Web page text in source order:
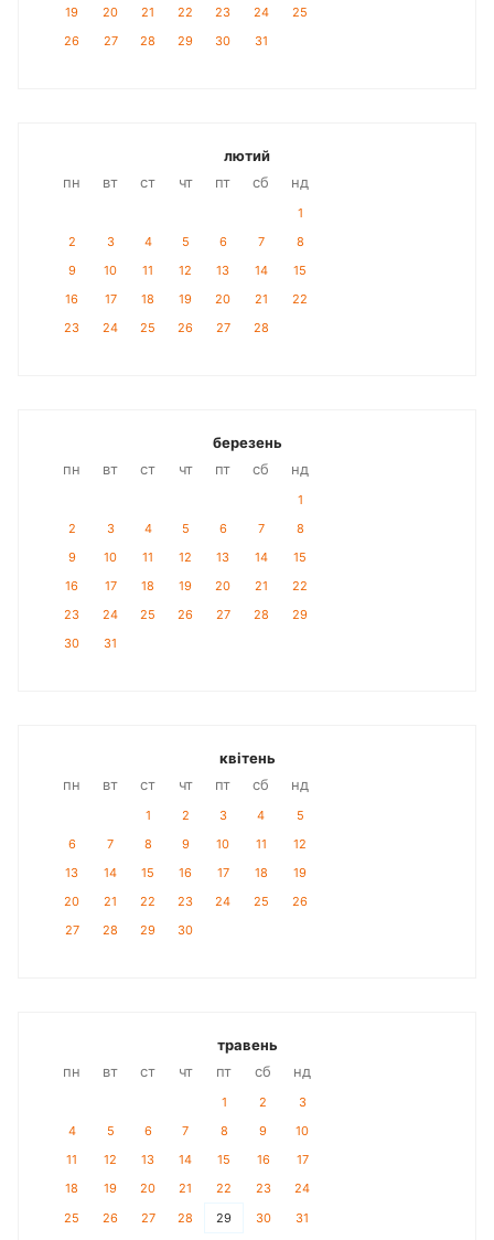
19
20 21 22 23 24
25
26
27 28 29 30 31
лютий
пн
вт ст чт пт сб нд
1
2
3 4 5 6 7
8
9
10 11 12 13 14
15
16
17 18 19 20 21
22
23
24 25 26 27 28
березень
пн
вт ст чт пт сб нд
1
2
3 4 5 6 7
8
9
10 11 12 13 14
15
16
17 18 19 20 21
22
23
24 25 26 27 28
29
30
31
квітень
пн
вт ст чт пт сб нд
1 2 3 4
5
6
7 8 9 10 11
12
13
14 15 16 17 18
19
20
21 22 23 24 25
26
27
28 29 30
травень
пн
вт ст чт пт сб нд
1 2
3
4
5 6 7 8 9
10
11
12 13 14 15 16
17
18
19 20 21 22 23
24
25
26 27 28 29 30 31